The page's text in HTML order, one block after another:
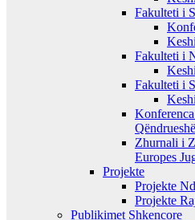
Fakulteti i
Fakulteti i
Fakulteti i
Zhurnali i
Europes
Projekte
Projekte
Projekte
Publikimet Shkencore